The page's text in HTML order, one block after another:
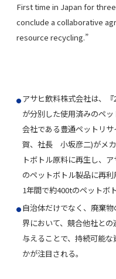
First time in Japan for
conclude a collaborative
resource recycling.”
アサヒ飲料株式会社は、
が分別した使用済みのペ
会社である豊通ペットリ
賀、社長 小坂彦二)がメ
トボトル原料に再生し、
のペットボトル製品に再
1年間で約400tのペットボ
自治体だけでなく、廃棄
界において、競合他社と
与えることで、持続可能
かが注目される。